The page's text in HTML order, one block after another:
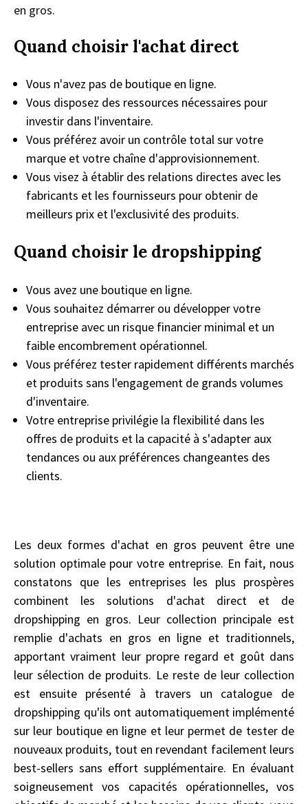
en gros.
Quand choisir l'achat direct
Vous n'avez pas de boutique en ligne.
Vous disposez des ressources nécessaires pour
investir dans l'inventaire.
Vous préférez avoir un contrôle total sur votre
marque et votre chaîne d'approvisionnement.
Vous visez à établir des relations directes avec les
fabricants et les fournisseurs pour obtenir de
meilleurs prix et l'exclusivité des produits.
Quand choisir le dropshipping
Vous avez une boutique en ligne.
Vous souhaitez démarrer ou développer votre
entreprise avec un risque financier minimal et un
faible encombrement opérationnel.
Vous préférez tester rapidement différents marchés
et produits sans l'engagement de grands volumes
d'inventaire.
Votre entreprise privilégie la flexibilité dans les
offres de produits et la capacité à s'adapter aux
tendances ou aux préférences changeantes des
clients.
Les deux formes d'achat en gros peuvent être une
solution optimale pour votre entreprise. En fait, nous
constatons que les entreprises les plus prospères
combinent les solutions d'achat direct et de
dropshipping en gros. Leur collection principale est
remplie d'achats en gros en ligne et traditionnels,
apportant vraiment leur propre regard et goût dans
leur sélection de produits. Le reste de leur collection
est ensuite présenté à travers un catalogue de
dropshipping qu'ils ont automatiquement implémenté
sur leur boutique en ligne et leur permet de tester de
nouveaux produits, tout en revendant facilement leurs
best-sellers sans effort supplémentaire. En évaluant
soigneusement vos capacités opérationnelles, vos